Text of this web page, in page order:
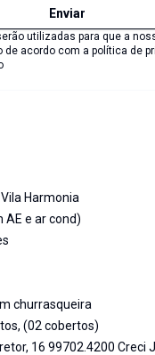
Enviar
utilizadas para que a
de acordo com a política de
Harmonia
AE e ar cond)
churrasqueira
(02 cobertos)
16 99702.4200 Creci